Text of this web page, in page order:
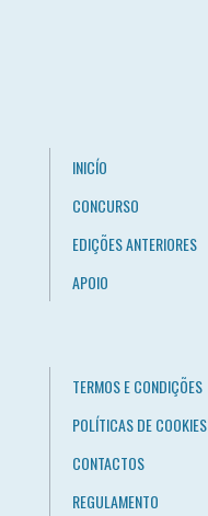
INICÍO
CONCURSO
EDIÇÕES ANTERIORES
APOIO
TERMOS E CONDIÇÕES
POLÍTICAS DE COOKIES
CONTACTOS
REGULAMENTO